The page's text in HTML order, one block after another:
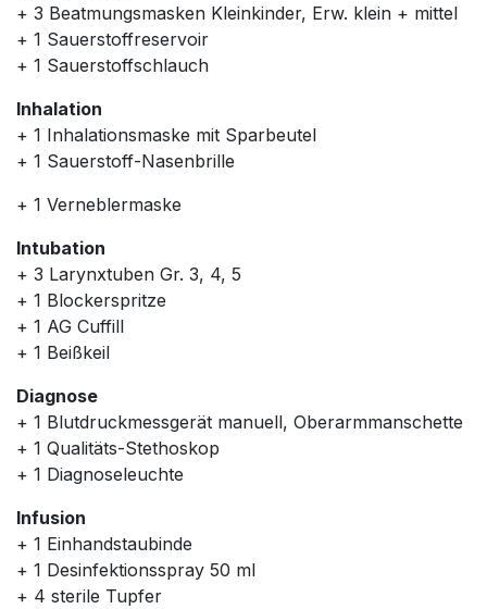
+ 3 Beatmungsmasken Kleinkinder, Erw. klein + mittel
+ 1 Sauerstoffreservoir
+ 1 Sauerstoffschlauch
Inhalation
+ 1 Inhalationsmaske mit Sparbeutel
+ 1 Sauerstoff-Nasenbrille
+ 1 Verneblermaske
Intubation
+ 3 Larynxtuben Gr. 3, 4, 5
+ 1 Blockerspritze
+ 1 AG Cuffill
+ 1 Beißkeil
Diagnose
+ 1 Blutdruckmessgerät manuell, Oberarmmanschette
+ 1 Qualitäts-Stethoskop
+ 1 Diagnoseleuchte
Infusion
+ 1 Einhandstaubinde
+ 1 Desinfektionsspray 50 ml
+ 4 sterile Tupfer